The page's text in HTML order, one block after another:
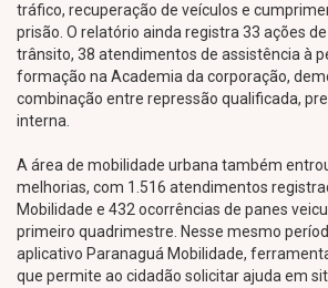
tráfico, recuperação de veículos e
prisão. O relatório ainda registra 33 ações
trânsito, 38 atendimentos de assistência à
formação na Academia da corporação,
combinação entre repressão qualificada,
interna.
A área de mobilidade urbana também
melhorias, com 1.516 atendimentos
Mobilidade e 432 ocorrências de panes
primeiro quadrimestre. Nesse mesmo
aplicativo Paranaguá Mobilidade,
que permite ao cidadão solicitar ajuda em